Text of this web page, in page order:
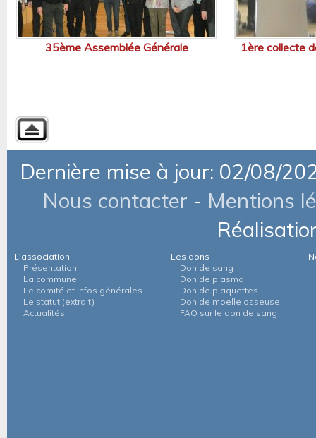
35ème Assemblée Générale 1ère collecte
Dernière mise à jour: 02/08/
Nous contacter - Mentions
L'association
Présentation
La commune
Le comité et infos générales
Le statut (extrait)
Actualités
Les dons
Don de sang
Don de plasma
Don de plaquettes
Don de moelle osseuse
FAQ sur le don de sang